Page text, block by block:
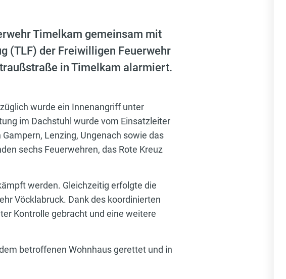
Timelkam gemeinsam mit
(TLF) der Freiwilligen Feuerwehr
in Timelkam alarmiert.
wurde ein Innenangriff unter
im Dachstuhl wurde vom Einsatzleiter
Lenzing, Ungenach sowie das
sechs Feuerwehren, das Rote Kreuz
werden. Gleichzeitig erfolgte die
Vöcklabruck. Dank des koordinierten
Kontrolle gebracht und eine weitere
betroffenen Wohnhaus gerettet und in